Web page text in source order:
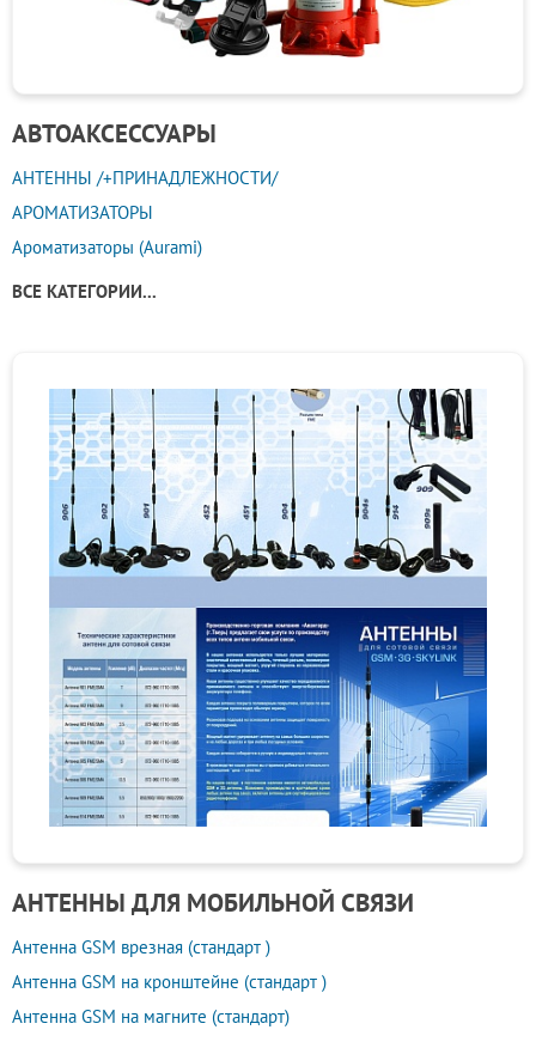
АВТОАКСЕССУАРЫ
АНТЕННЫ /+ПРИНАДЛЕЖНОСТИ/
АРОМАТИЗАТОРЫ
Ароматизаторы (Aurami)
ВСЕ КАТЕГОРИИ...
АНТЕННЫ ДЛЯ МОБИЛЬНОЙ СВЯЗИ
Антенна GSM врезная (стандарт )
Антенна GSM на кронштейне (стандарт )
Антенна GSM на магните (стандарт)